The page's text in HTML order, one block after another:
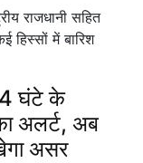
राजधानी सहित
हिस्सों में बारिश
घंटे के
अलर्ट, अब
असर